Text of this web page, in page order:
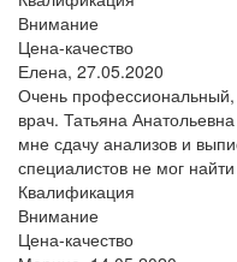
Внимание
Цена-качество
Елена, 27.05.2020
Очень
врач. Татьяна
мне сдачу анализов и
специалистов не мог
Квалификация
Внимание
Цена-качество